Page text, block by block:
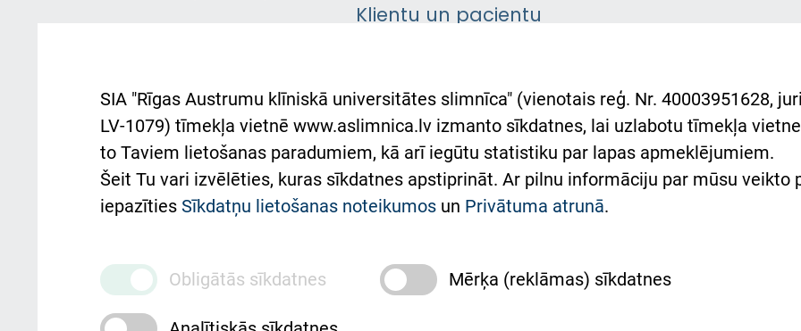
Pacienta
atsauksmju/sūdzību
iesniegšanas kārtība
Kā pie mums nokļūt
ceļvedis
Rekvizīti un ārstniecības
Klientu un pacientu
Austrumu slimnīcas
atbalsts Ukrainai
Підтримка Східної лікарні
та співпраця з Україною
SIA "Rīgas Austrumu klīniskā universitātes slimnīca" (vienotais reģ. Nr. 40003951628,
LV-1079) tīmekļa vietnē www.aslimnica.lv izmanto sīkdatnes, lai uzlabotu tīmekļa
to Taviem lietošanas paradumiem, kā arī iegūtu statistiku par lapas apmeklējumiem.
Šeit Tu vari izvēlēties, kuras sīkdatnes apstiprināt. Ar pilnu informāciju par mūsu veikto
iepazīties Sīkdatņu lietošanas noteikumos un Privātuma atrunā.
Obligātās sīkdatnes Mērķa (reklāmas) sīkdatnes